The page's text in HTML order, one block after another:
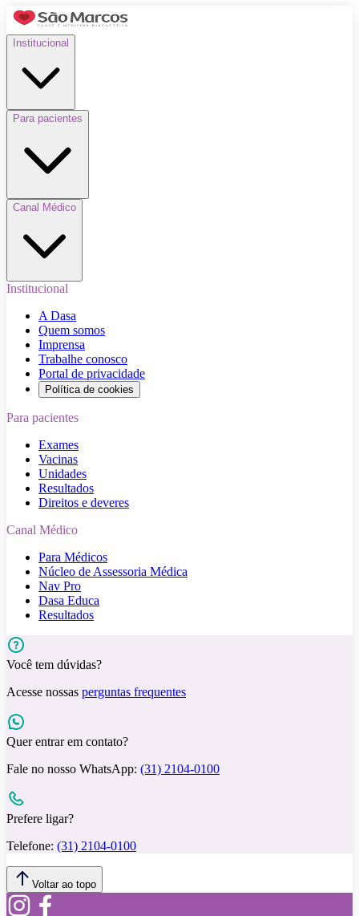
Institucional
Para pacientes
Canal Médico
Institucional
A Dasa
Quem somos
Imprensa
Trabalhe conosco
Portal de privacidade
Política de cookies
Para pacientes
Exames
Vacinas
Unidades
Resultados
Direitos e deveres
Canal Médico
Para Médicos
Núcleo de Assessoria Médica
Nav Pro
Dasa Educa
Resultados
Você tem dúvidas?
Acesse nossas perguntas frequentes
Quer entrar em contato?
Fale no nosso WhatsApp: (31) 2104-0100
Prefere ligar?
Telefone: (31) 2104-0100
Voltar ao topo